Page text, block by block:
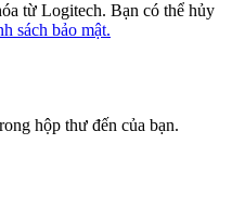
từ Logitech. Bạn có thể hủy
sách bảo mật.
hộp thư đến của bạn.